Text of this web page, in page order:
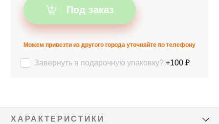
Под заказ
Можем привезти из другого города уточняйте по телефону
Завернуть в подарочную упаковку? +100 ₽
ХАРАКТЕРИСТИКИ